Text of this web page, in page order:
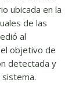
ubicada en la
de las
al
objetivo de
detectada y